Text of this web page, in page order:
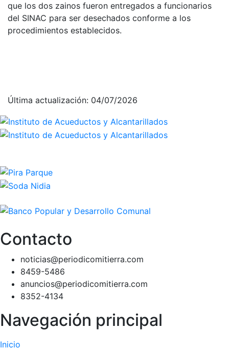
que los dos zainos fueron entregados a funcionarios
del SINAC para ser desechados conforme a los
procedimientos establecidos.
Última actualización: 04/07/2026
Contacto
noticias@periodicomitierra.com
8459-5486
anuncios@periodicomitierra.com
8352-4134
Navegación principal
Inicio